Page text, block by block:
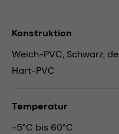
Konstruktion
Weich-PVC, Schwarz,
Hart-PVC
Temperatur
-5°C bis 60°C